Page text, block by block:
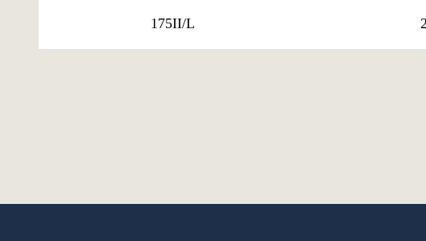
175II/L